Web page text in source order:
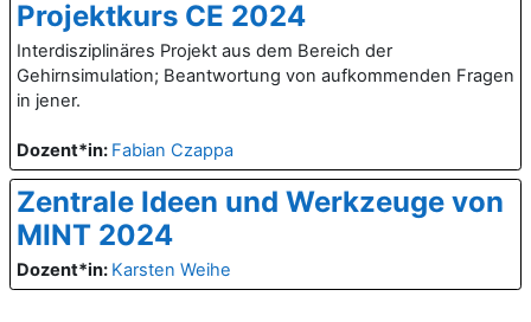
Projektkurs CE 2024
Interdisziplinäres Projekt aus dem Bereich der
Gehirnsimulation; Beantwortung von aufkommenden Fragen
in jener.
Dozent*in: Fabian Czappa
Zentrale Ideen und Werkzeuge von
MINT 2024
Dozent*in: Karsten Weihe